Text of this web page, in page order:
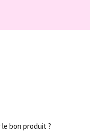
bon produit ?